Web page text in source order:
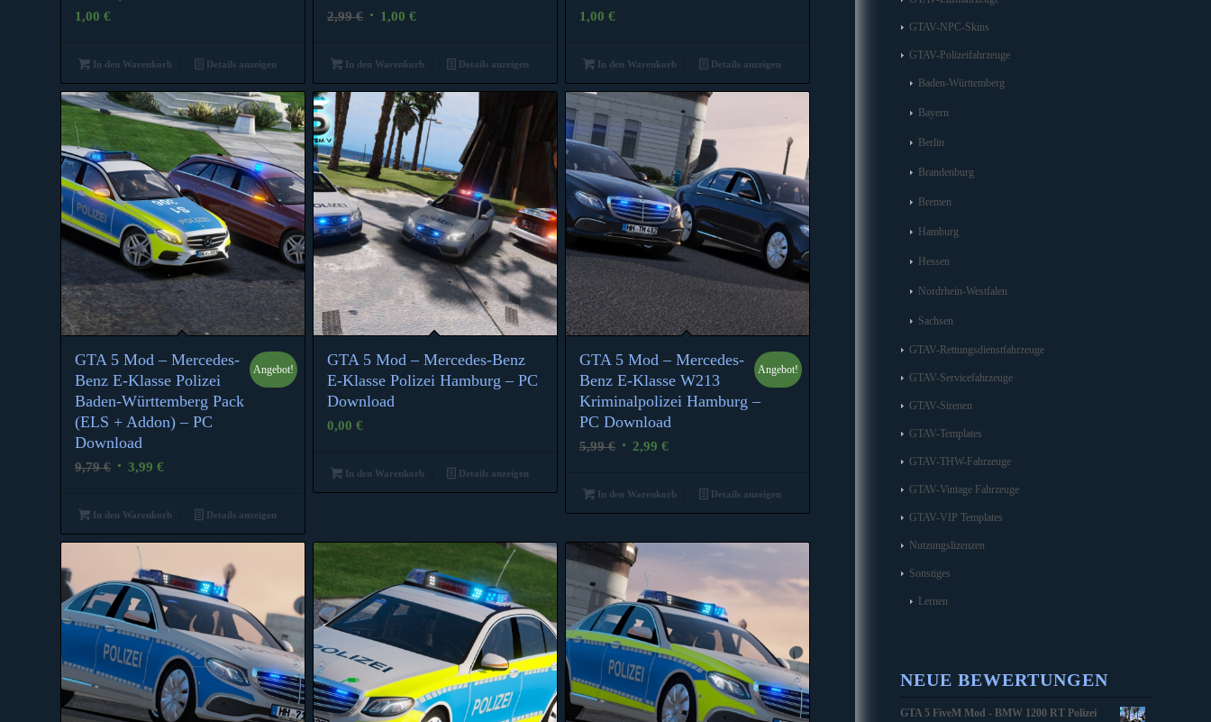
1,00 €
In den Warenkorb Details anzeigen
2,99€ Ursprünglicher
1,00 €Aktueller
In den Warenkorb Details anzeigen
1,00 €
In den Warenkorb Details anzeigen
5.00
GTA 5 Mod – Mercedes-
Benz E-Klasse Polizei
Baden-Württemberg Pack
(ELS + Addon) – PC
Download
9,79€ Ursprünglicher
3,99 €
Angebot!
In den Warenkorb Details anzeigen
GTA 5 Mod – Mercedes-Benz
E-Klasse Polizei Hamburg – PC
Download
0,00 €
In den Warenkorb Details anzeigen
5.00
GTA 5 Mod – Mercedes-
Benz E-Klasse W213
Kriminalpolizei Hamburg –
PC Download
5,99€ Ursprünglicher
2,99 €Aktueller
Angebot!
In den Warenkorb Details anzeigen
GTAV-NPC-Skins
GTAV-Polizeifahrzeuge
Baden-Württemberg
Bayern
Berlin
Brandenburg
Bremen
Hamburg
Hessen
Nordrhein-Westfalen
Sachsen
GTAV-Rettungsdienstfahrzeuge
GTAV-Servicefahrzeuge
GTAV-Sirenen
GTAV-Templates
GTAV-THW-Fahrzeuge
GTAV-Vintage Fahrzeuge
GTAV-VIP Templates
Nutzungslizenzen
Sonstiges
Lernen
NEUE BEWERTUNGEN
GTA 5 FiveM Mod - BMW 1200 RT Polizei